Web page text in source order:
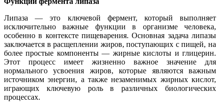
Липаза — это ключевой фермент, который выполняет
исключительно важные функции в организме человека,
особенно в контексте пищеварения. Основная задача липазы
заключается в расщеплении жиров, поступающих с пищей, на
более простые компоненты — жирные кислоты и глицерин.
Этот процесс имеет жизненно важное значение для
нормального усвоения жиров, которые являются важным
источником энергии, а также незаменимых жирных кислот,
играющих ключевую роль в различных биологических
процессах.